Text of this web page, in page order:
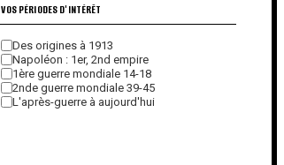
VOS PÉRIODES D'INTÉRÊT
Des origines à 1913
Napoléon : 1er, 2nd empire
1ère guerre mondiale 14-18
2nde guerre mondiale 39-45
L'après-guerre à aujourd'hui